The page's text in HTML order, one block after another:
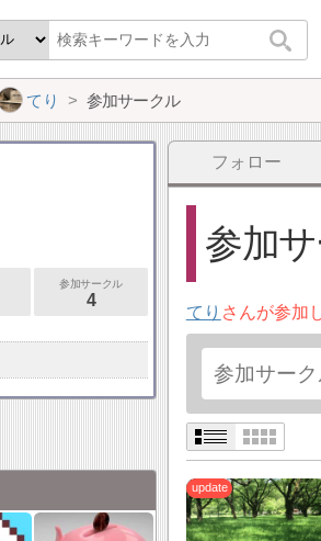
てり 参加サークル
フォロー
参加
てり さんが参加
参加サークル
4